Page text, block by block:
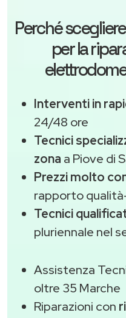
Perché scegliere
per la
Interventi in
24/48 ore
Tecnici
zona a Piove di
Prezzi molto
rapporto
Tecnici
pluriennale nel
Assistenza
oltre 35 Marche
Riparazioni con